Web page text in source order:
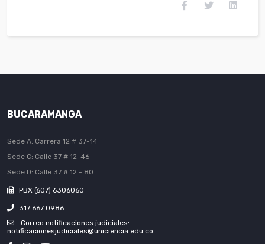
BUCARAMANGA
Sede A: Carrera 12 # 37-14
Sede C: Calle 37 # 12-46
Sede D: Calle 37 # 12 - 80
PBX (607) 6306060
317 667 0986
Correo notificaciones judiciales:
notificacionesjudiciales@uniciencia.edu.co